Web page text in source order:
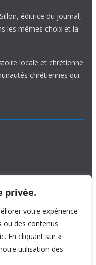
privée.
votre expérience
ou des contenus
En cliquant sur «
utilisation des
éditrice du journal,
les mêmes choix et la
locale et chrétienne
chrétiennes qui